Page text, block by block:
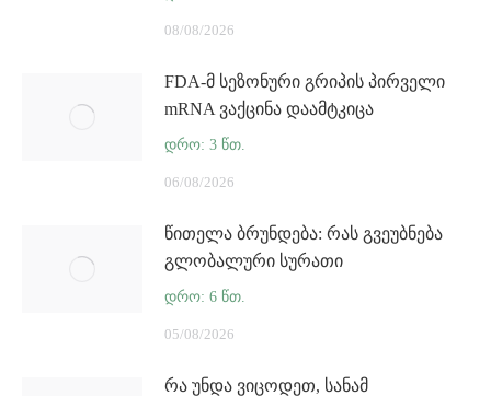
08/08/2026
FDA-მ სეზონური გრიპის პირველი
mRNA ვაქცინა დაამტკიცა
06/08/2026
წითელა ბრუნდება: რას გვეუბნება
გლობალური სურათი
05/08/2026
რა უნდა ვიცოდეთ, სანამ